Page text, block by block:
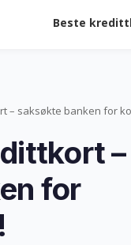
Beste
– saksøkte banken for
–
for